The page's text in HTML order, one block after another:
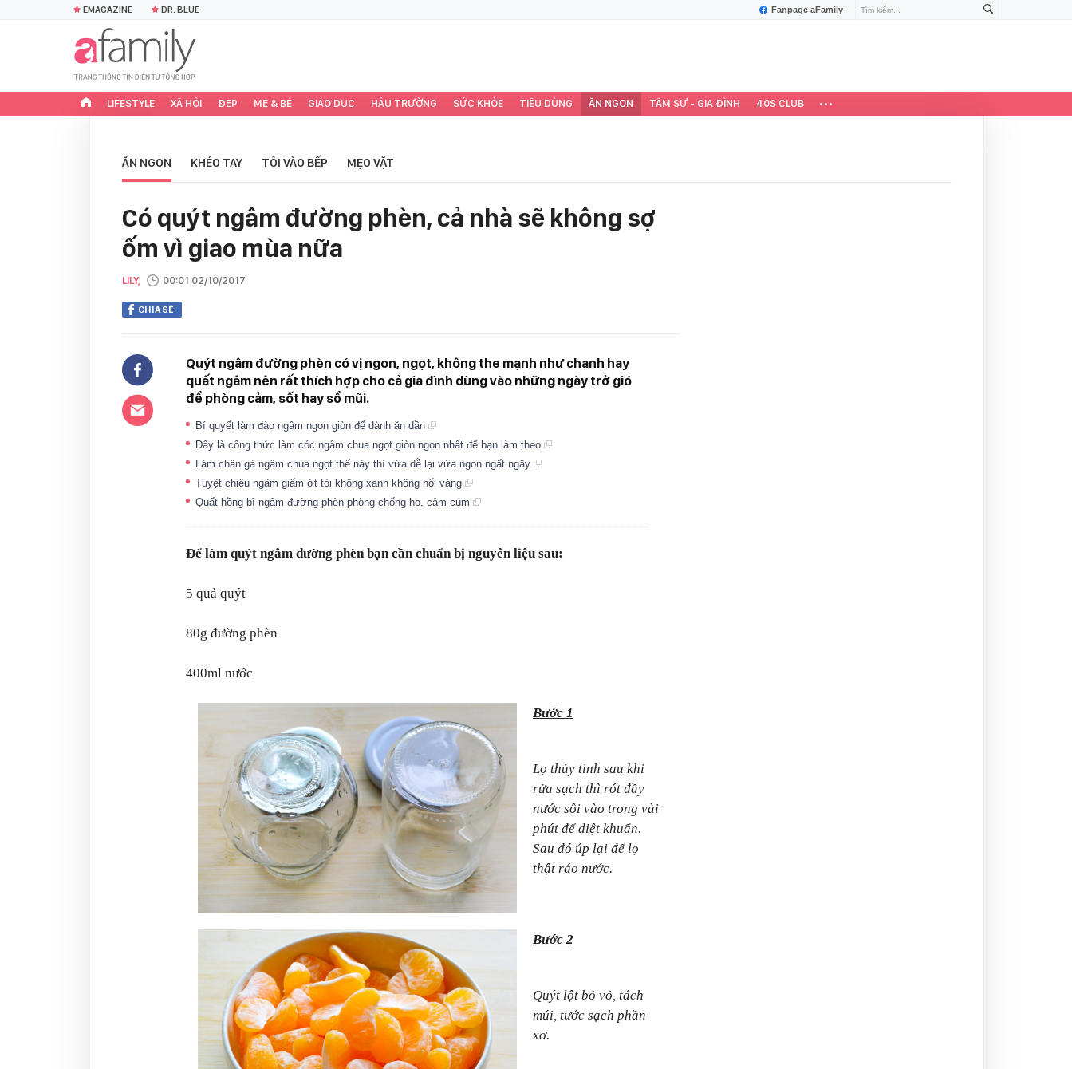
Fanpage aFamily
EMAGAZINE DR. BLUE
LIFESTYLE XÃ HỘI ĐẸP MẸ & BÉ GIÁO DỤC HẬU TRƯỜNG SỨC KHỎE TIÊU DÙNG ĂN NGON TÂM SỰ - GIA ĐÌNH 40S CLUB
ĂN NGON KHÉO TAY TÔI VÀO BẾP MẸO VẶT
Có quýt ngâm đường phèn, cả nhà sẽ không sợ
ốm vì giao mùa nữa
LILY, 00:01 02/10/2017
CHIA SẺ
Quýt ngâm đường phèn có vị ngon, ngọt, không the mạnh như chanh hay
quất ngâm nên rất thích hợp cho cả gia đình dùng vào những ngày trở gió
để phòng cảm, sốt hay sổ mũi.
Bí quyết làm đào ngâm ngon giòn để dành ăn dần
Đây là công thức làm cóc ngâm chua ngọt giòn ngon nhất để bạn làm theo
Làm chân gà ngâm chua ngọt thế này thì vừa dễ lại vừa ngon ngất ngây
Tuyệt chiêu ngâm giấm ớt tỏi không xanh không nổi váng
Quất hồng bì ngâm đường phèn phòng chống ho, cảm cúm
Để làm quýt ngâm đường phèn bạn cần chuẩn bị nguyên liệu sau:
5 quả quýt
80g đường phèn
400ml nước
Bước 1
Lọ thủy tinh sau khi
rửa sạch thì rót đầy
nước sôi vào trong vài
phút để diệt khuẩn.
Sau đó úp lại để lọ
thật ráo nước.
Bước 2
Quýt lột bỏ vỏ, tách
múi, tước sạch phần
xơ.